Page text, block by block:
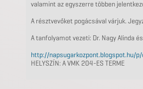
valamint az egyszerre többen
A résztvevőket pogácsával várjuk.
A tanfolyamot vezeti: Dr. Nagy Alinda
http://napsugarkozpont.blogspot.hu/p/
HELYSZÍN: A VMK 204-ES TERME